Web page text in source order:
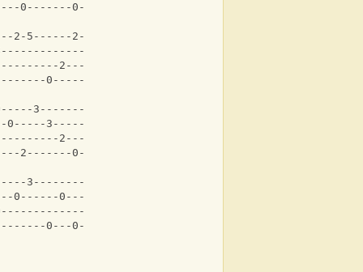
0-------0---|
2-5------2-|
|
2---|
0-----|
3-------3-|
3-------|
2-----|
2-------0---|
3--------|
0------0---|
|
0---0-|